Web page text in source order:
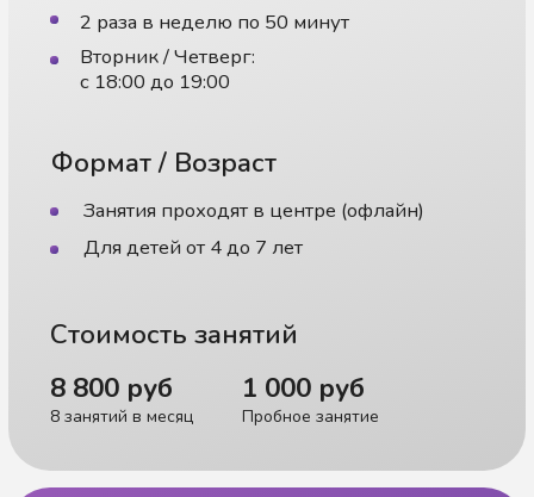
+7
Где удобнее связаться?
Записаться
пробное занятие
напишите нам в мессенджер
8 800 руб
8 занятий в месяц
1 000 руб
Пробное занятие